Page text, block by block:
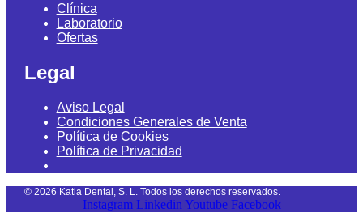
Clínica
Laboratorio
Ofertas
Legal
Aviso Legal
Condiciones Generales de Venta
Política de Cookies
Política de Privacidad
© 2026 Katia Dental, S. L. Todos los derechos reservados.
Instagram Linkedin Youtube Facebook